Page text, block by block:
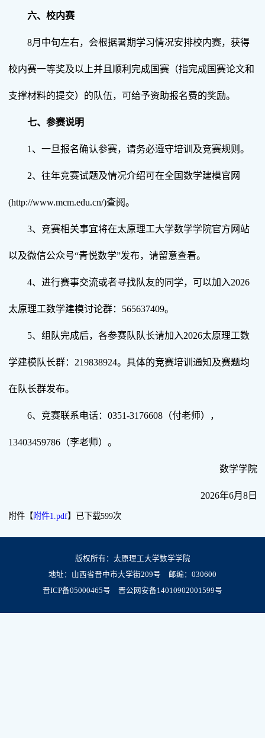
六、校内赛
8月中旬左右，会根据暑期学习情况安排校内赛，获得
校内赛一等奖及以上并且顺利完成国赛（指完成国赛论文和
支撑材料的提交）的队伍，可给予资助报名费的奖励。
七、参赛说明
1、一旦报名确认参赛，请务必遵守培训及竞赛规则。
2、往年竞赛试题及情况介绍可在全国数学建模官网
(http://www.mcm.edu.cn/)查阅。
3、竞赛相关事宜将在太原理工大学数学学院官方网站
以及微信公众号“青悦数学”发布，请留意查看。
4、进行赛事交流或者寻找队友的同学，可以加入2026
太原理工数学建模讨论群：565637409。
5、组队完成后，各参赛队队长请加入2026太原理工数
学建模队长群：219838924。具体的竞赛培训通知及赛题均
在队长群发布。
6、竞赛联系电话：0351-3176608（付老师），
13403459786（李老师）。
数学学院
2026年6月8日
附件【附件1.pdf】已下载599次
版权所有：太原理工大学数学学院
地址：山西省晋中市大学街209号 邮编：030600
晋ICP备05000465号
晋公网安备14010902001599号